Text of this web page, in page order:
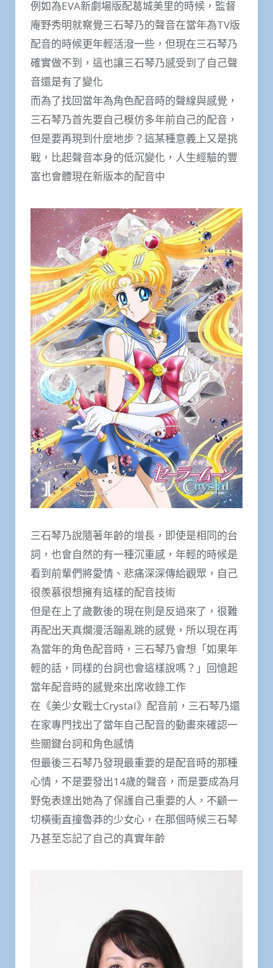
例如為EVA新劇場版配葛城美里的時候，監督
庵野秀明就察覺三石琴乃的聲音在當年為TV版
配音的時候更年輕活潑一些，但現在三石琴乃
確實做不到，這也讓三石琴乃感受到了自己聲
音還是有了變化
而為了找回當年為角色配音時的聲線與感覺，
三石琴乃首先要自己模仿多年前自己的配音，
但是要再現到什麼地步？這某種意義上又是挑
戰，比起聲音本身的低沉變化，人生經驗的豐
富也會體現在新版本的配音中
三石琴乃說隨著年齡的增長，即使是相同的台
詞，也會自然的有一種沉重感，年輕的時候是
看到前輩們將愛情、悲痛深深傳給觀眾，自己
很羨慕很想擁有這樣的配音技術
但是在上了歲數後的現在則是反過來了，很難
再配出天真爛漫活蹦亂跳的感覺，所以現在再
為當年的角色配音時，三石琴乃會想「如果年
輕的話，同樣的台詞也會這樣說嗎？」回憶起
當年配音時的感覺來出席收錄工作
在《美少女戰士Crystal》配音前，三石琴乃還
在家專門找出了當年自己配音的動畫來確認一
些關鍵台詞和角色感情
但最後三石琴乃發現最重要的是配音時的那種
心情，不是要發出14歲的聲音，而是要成為月
野兔表達出她為了保護自己重要的人，不顧一
切橫衝直撞魯莽的少女心，在那個時候三石琴
乃甚至忘記了自己的真實年齡